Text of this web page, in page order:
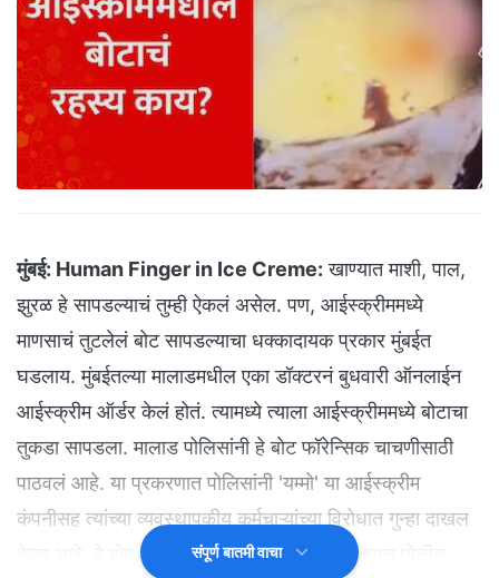
मुंबई: Human Finger in Ice Creme: खाण्यात माशी, पाल,
झुरळ हे सापडल्याचं तुम्ही ऐकलं असेल. पण, आईस्क्रीममध्ये
माणसाचं तुटलेलं बोट सापडल्याचा धक्कादायक प्रकार मुंबईत
घडलाय. मुंबईतल्या मालाडमधील एका डॉक्टरनं बुधवारी ऑनलाईन
आईस्क्रीम ऑर्डर केलं होतं. त्यामध्ये त्याला आईस्क्रीममध्ये बोटाचा
तुकडा सापडला. मालाड पोलिसांनी हे बोट फॉरेन्सिक चाचणीसाठी
पाठवलं आहे. या प्रकरणात पोलिसांनी 'यम्मो' या आईस्क्रीम
कंपनीसह त्यांच्या व्यवस्थापकीय कर्मचाऱ्यांच्या विरोधात गुन्हा दाखल
केला आहे. हे बोट आईस्क्रीममध्ये कसं आलं याचा तपास पोलीस
संपूर्ण बातमी वाचा